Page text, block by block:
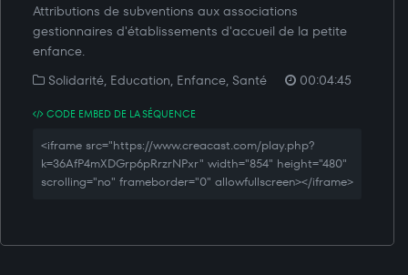
Attributions de subventions aux associations
gestionnaires d'établissements d'accueil de la petite
enfance.
Solidarité, Education, Enfance, Santé
00:04:45
CODE EMBED DE LA SÉQUENCE
<iframe src="https://www.creacast.com/play.php?
k=36AfP4mXDGrp6pRrzrNPxr" width="854" height="480"
scrolling="no" frameborder="0" allowfullscreen></iframe>